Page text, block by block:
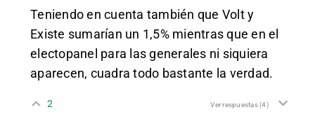
Teniendo en cuenta también que Volt y
Existe sumarían un 1,5% mientras que en el
electopanel para las generales ni siquiera
aparecen, cuadra todo bastante la verdad.
2 Ver respuestas(4)